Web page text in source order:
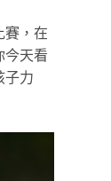
賽，在
今天看
子力